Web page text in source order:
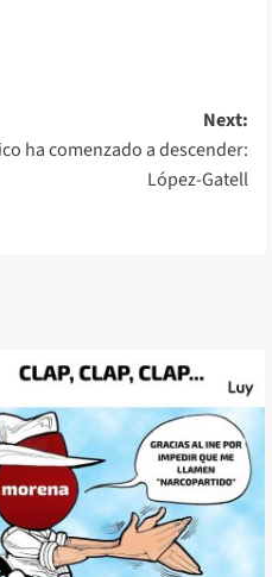
Next:
ha comenzado a descender:
López-Gatell